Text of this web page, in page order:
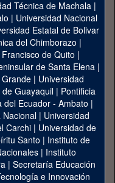
Técnica de Machala|
| Universidad Nacional
Estatal de Bolivar
del Chimborazo |
de Quito |
de Santa Elena|
| Universidad
Guayaquil| Pontificia
del Ecuador - Ambato |
Nacional| Universidad
Carchi| Universidad de
Santo | Instituto de
| Instituto
| Secretaría Educación
e Innovación